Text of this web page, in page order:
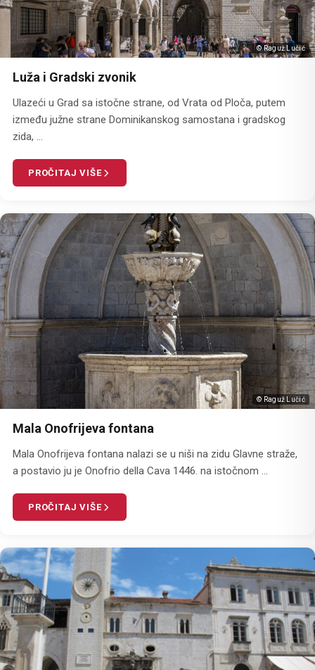
© Raguž Lučić
Luža i Gradski zvonik
Ulazeći u Grad sa istočne strane, od Vrata od Ploča, putem
između južne strane Dominikanskog samostana i gradskog
zida, ...
PROČITAJ VIŠE
© Raguž Lučić
Mala Onofrijeva fontana
Mala Onofrijeva fontana nalazi se u niši na zidu Glavne straže,
a postavio ju je Onofrio della Cava 1446. na istočnom ...
PROČITAJ VIŠE